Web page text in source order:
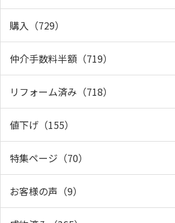
購入（729）
仲介手数料半額（719）
リフォーム済み（718）
値下げ（155）
特集ページ（70）
お客様の声（9）